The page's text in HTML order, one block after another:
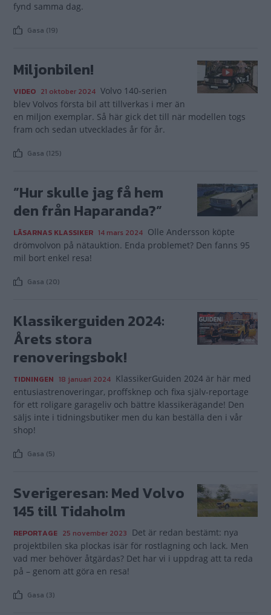
fynd samma dag.
Gasa (19)
Miljonbilen!
VIDEO 21 oktober 2024 Volvo 140-serien
blev Volvos första bil att tillverkas i mer än
en miljon exemplar. Så här gick det till när modellen togs
fram och sedan utvecklades år för år.
Gasa (125)
”Hur skulle jag få hem
den från Haparanda?”
LÄSARNAS KLASSIKER 14 mars 2024 Olle Andersson köpte
drömvolvon på nätauktion. Enda problemet? Den fanns 95
mil bort enkel resa!
Gasa (20)
Klassikerguiden 2024:
Årets stora
renoveringsbok!
TIDNINGEN 18 januari 2024 KlassikerGuiden 2024 är här med
entusiastrenoveringar, proffsknep och fixa själv-reportage
för ett roligare garageliv och bättre klassikerägande! Den
säljs inte i tidningsbutiker men du kan beställa den i vår
shop!
Gasa (5)
Sverigeresan: Med Volvo
145 till Tidaholm
REPORTAGE 25 november 2023 Det är redan bestämt: nya
projektbilen ska plockas isär för rostlagning och lack. Men
vad mer behöver åtgärdas? Det har vi i uppdrag att ta reda
på – genom att göra en resa!
Gasa (3)